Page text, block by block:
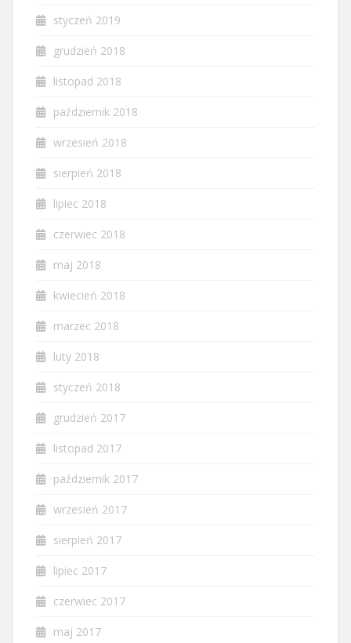
styczeń 2019
grudzień 2018
listopad 2018
październik 2018
wrzesień 2018
sierpień 2018
lipiec 2018
czerwiec 2018
maj 2018
kwiecień 2018
marzec 2018
luty 2018
styczeń 2018
grudzień 2017
listopad 2017
październik 2017
wrzesień 2017
sierpień 2017
lipiec 2017
czerwiec 2017
maj 2017